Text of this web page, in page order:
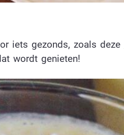
iets gezonds, zoals deze
wordt genieten!